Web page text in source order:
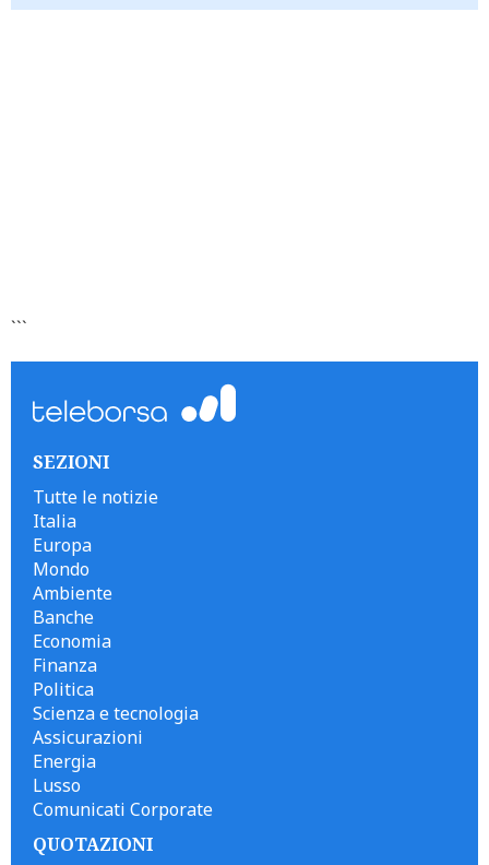
```
SEZIONI
Tutte le notizie
Italia
Europa
Mondo
Ambiente
Banche
Economia
Finanza
Politica
Scienza e tecnologia
Assicurazioni
Energia
Lusso
Comunicati Corporate
QUOTAZIONI